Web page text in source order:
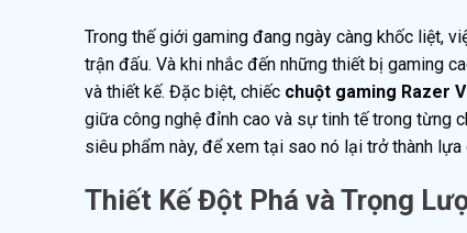
Trong thế giới gaming đang ngày càng khốc liệt,
trận đấu. Và khi nhắc đến những thiết bị gaming
và thiết kế. Đặc biệt, chiếc chuột gaming Razer
giữa công nghệ đỉnh cao và sự tinh tế trong từng
siêu phẩm này, để xem tại sao nó lại trở thành
Thiết Kế Đột Phá và Trọng